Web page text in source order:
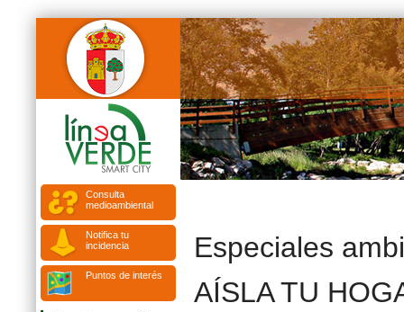
Consulta
medioambiental
Notifica tu
incidencia
Puntos de interés
Especiales
AÍSLA TU